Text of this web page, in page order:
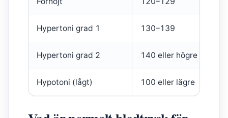
Hypertoni grad 1 130–139
Hypertoni grad 2 140 eller högre
Hypotoni (lågt) 100 eller lägre